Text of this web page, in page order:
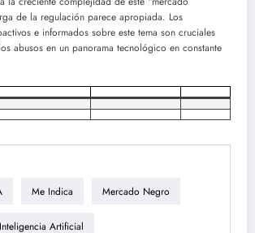
de la regulación parece apropiada. Los
e informados sobre este tema son cruciales
abusos en un panorama tecnológico en constante
Me Indica Mercado Negro
Artificial